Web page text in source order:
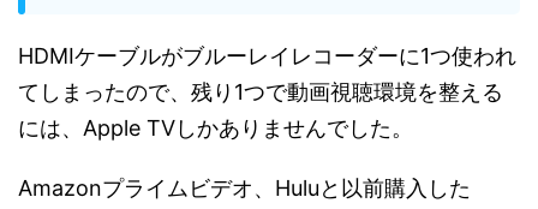
HDMIケーブルがブルーレイレコーダーに1つ使われ
てしまったので、残り1つで動画視聴環境を整える
には、Apple TVしかありませんでした。
Amazonプライムビデオ、Huluと以前購入した